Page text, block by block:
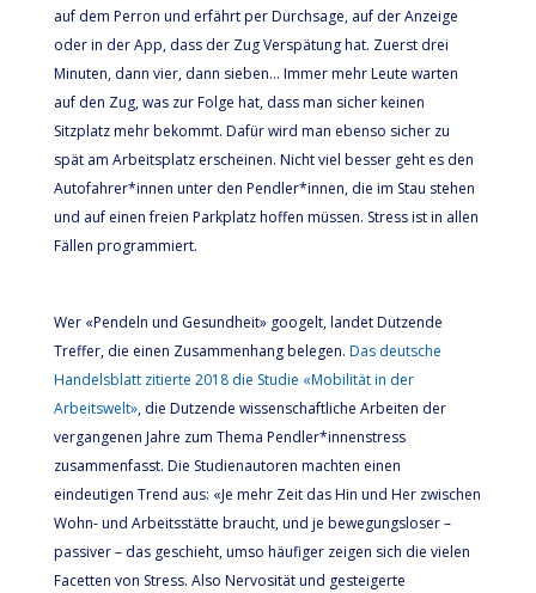
auf dem Perron und erfährt per Durchsage, auf der Anzeige
oder in der App, dass der Zug Verspätung hat. Zuerst drei
Minuten, dann vier, dann sieben... Immer mehr Leute warten
auf den Zug, was zur Folge hat, dass man sicher keinen
Sitzplatz mehr bekommt. Dafür wird man ebenso sicher zu
spät am Arbeitsplatz erscheinen. Nicht viel besser geht es den
Autofahrer*innen unter den Pendler*innen, die im Stau stehen
und auf einen freien Parkplatz hoffen müssen. Stress ist in allen
Fällen programmiert.
Wer «Pendeln und Gesundheit» googelt, landet Dutzende
Treffer, die einen Zusammenhang belegen. Das deutsche
Handelsblatt zitierte 2018 die Studie «Mobilität in der
Arbeitswelt», die Dutzende wissenschaftliche Arbeiten der
vergangenen Jahre zum Thema Pendler*innenstress
zusammenfasst. Die Studienautoren machten einen
eindeutigen Trend aus: «Je mehr Zeit das Hin und Her zwischen
Wohn- und Arbeitsstätte braucht, und je bewegungsloser –
passiver – das geschieht, umso häufiger zeigen sich die vielen
Facetten von Stress. Also Nervosität und gesteigerte